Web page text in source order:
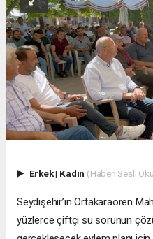
Erkek| Kadın (Haberi Sesli
Seydişehir’in Ortakaraören
yüzlerce çiftçi su sorunun